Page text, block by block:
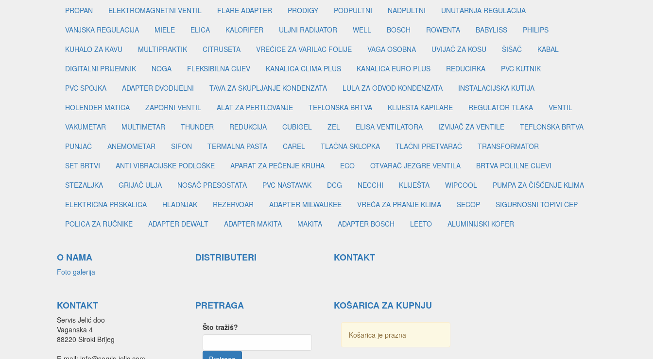
PROPAN
ELEKTROMAGNETNI VENTIL FLARE ADAPTER PRODIGY PODPULTNI NADPULTNI
UNUTARNJA REGULACIJA
VANJSKA REGULACIJA
MIELE ELICA KALORIFER ULJNI RADIJATOR WELL BOSCH ROWENTA BABYLISS
PHILIPS
KUHALO ZA KAVU
MULTIPRAKTIK CITRUSETA VREĆICE ZA VARILAC FOLIJE VAGA OSOBNA UVIJAČ ZA KOSU ŠIŠAČ
KABAL
DIGITALNI PRIJEMNIK
NOGA FLEKSIBILNA CIJEV KANALICA CLIMA PLUS KANALICA EURO PLUS REDUCIRKA
PVC KUTNIK
PVC SPOJKA
ADAPTER DVODIJELNI TAVA ZA SKUPLJANJE KONDENZATA LULA ZA ODVOD KONDENZATA
INSTALACIJSKA KUTIJA
HOLENDER MATICA
ZAPORNI VENTIL ALAT ZA PERTLOVANJE TEFLONSKA BRTVA KLIJEŠTA KAPILARE REGULATOR TLAKA
VENTIL
VAKUMETAR
MULTIMETAR THUNDER REDUKCIJA CUBIGEL ZEL ELISA VENTILATORA IZVIJAČ ZA VENTILE
TEFLONSKA BRTVA
PUNJAČ
ANEMOMETAR SIFON TERMALNA PASTA CAREL TLAČNA SKLOPKA TLAČNI PRETVARAČ
TRANSFORMATOR
SET BRTVI
ANTI VIBRACIJSKE PODLOŠKE APARAT ZA PEČENJE KRUHA ECO OTVARAČ JEZGRE VENTILA
BRTVA POLILNE CIJEVI
STEZALJKA
GRIJAČ ULJA NOSAČ PRESOSTATA PVC NASTAVAK DCG NECCHI KLIJEŠTA WIPCOOL
PUMPA ZA ČIŠĆENJE KLIMA
ELEKTRIČNA PRSKALICA
HLADNJAK REZERVOAR ADAPTER MILWAUKEE VREĆA ZA PRANJE KLIMA SECOP
SIGURNOSNI TOPIVI ČEP
POLICA ZA RUČNIKE
ADAPTER DEWALT ADAPTER MAKITA MAKITA ADAPTER BOSCH LEETO ALUMINIJSKI KOFER
O NAMA
Foto galerija
DISTRIBUTERI KONTAKT
KONTAKT
Servis Jelić doo
Vaganska 4
88220 Široki Brijeg
PRETRAGA
Što tražiš?
KOŠARICA ZA KUPNJU
Košarica je prazna